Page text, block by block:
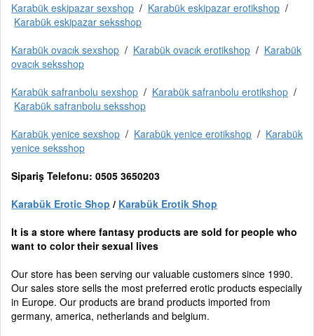
Karabük eskipazar sexshop / Karabük eskipazar erotikshop /
Karabük eskipazar seksshop
Karabük ovacık sexshop / Karabük ovacık erotikshop / Karabük
ovacık seksshop
Karabük safranbolu sexshop / Karabük safranbolu erotikshop /
Karabük safranbolu seksshop
Karabük yenice sexshop / Karabük yenice erotikshop / Karabük
yenice seksshop
Sipariş Telefonu: 0505 3650203
Karabük Erotic Shop / Karabük Erotik Shop
It is a store where fantasy products are sold for people who
want to color their sexual lives
Our store has been serving our valuable customers since 1990.
Our sales store sells the most preferred erotic products especially
in Europe. Our products are brand products imported from
germany, america, netherlands and belgium.